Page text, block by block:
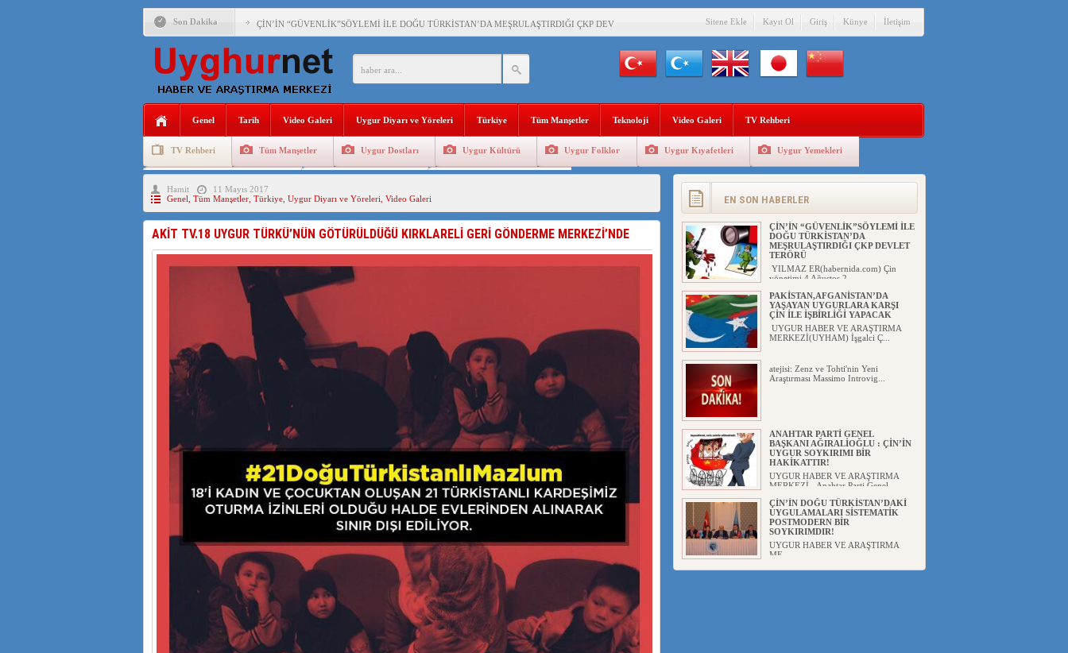
Son Dakika ÇİN’İN “GÜVENLİK”SÖYLEMİ İLE DOĞU TÜRKİSTAN’DA MEŞRULAŞTIRDIĞI ÇKP DEVLET TERÖRÜ
PAKİSTAN,AFGANİSTAN’DA YAŞAYAN UYGURLARA KARŞI ÇİN İLE İŞBİRLİĞİ YAPACAK
ANAHTAR PARTİ GENEL BAŞKANI AĞIRALİOĞLU : ÇİN’İN UYGUR SOYKIRIMI BİR HAKİKATTIR!
ÇİN’İN DOĞU TÜRKİSTAN’DAKİ UYGULAMALARI SİSTEMATİK POSTMODERN BİR SOYKIRIMDIR!
150 YILDIR KAYNAYAN YARAMIZ : ÇİN İŞGALİNDEKİ DOĞU TÜRKİSTAN
ÇİN’İN UYGUR POLİTİKALARINI ÖVEN DİYANET AKADEMİSİ BAŞKANI’NA TEPKİLER SÜRÜYOR
ÇİN’İN ANKARA BÜYÜKELÇİSİ JİANG’İN TRABZON ZİYARETİ
Sitene Ekle Kayıt Ol Giriş Künye İletişim
Genel Tarih Video Galeri Uygur Diyarı ve Yöreleri Türkiye Tüm Manşetler Teknoloji Video Galeri TV Rehberi
TV Rehberi Tüm Manşetler Uygur Dostları Uygur Kültürü Uygur Folklor Uygur Kıyafetleri Uygur Yemekleri
Uygurlarda Düğün ve Cenaze
Hamit
11 Mayıs 2017
Genel Tüm Manşetler, Türkiye, Uygur Diyarı ve Yöreleri Video Galeri
AKİT TV.18 UYGUR TÜRKÜ’NÜN GÖTÜRÜLDÜĞÜ KIRKLARELİ GERİ GÖNDERME MERKEZİ’NDE
EN SON HABERLER
ÇİN’İN “GÜVENLİK”SÖYLEMİ İLE
DOĞU TÜRKİSTAN’DA
MEŞRULAŞTIRDIĞI ÇKP DEVLET
TERÖRÜ
YILMAZ ER(habernida.com) Çin
yönetimi 4 Ağustos 2...
PAKİSTAN,AFGANİSTAN’DA
YAŞAYAN UYGURLARA KARŞI
ÇİN İLE İŞBİRLİĞİ YAPACAK
UYGUR HABER VE ARAŞTIRMA
MERKEZİ(UYHAM) İşgalci Ç...
atejisi: Zenz ve Tohti'nin Yeni
Araştırması Massimo Introvig...
ANAHTAR PARTİ GENEL
BAŞKANI AĞIRALİOĞLU : ÇİN’İN
UYGUR SOYKIRIMI BİR
HAKİKATTIR!
UYGUR HABER VE ARAŞTIRMA
MERKEZİ Anahtar Parti Genel
ÇİN’İN DOĞU TÜRKİSTAN’DAKİ
UYGULAMALARI SİSTEMATİK
POSTMODERN BİR
SOYKIRIMDIR!
UYGUR HABER VE ARAŞTIRMA
ME...
DİYANET AKADEMİSİ BAŞKANI